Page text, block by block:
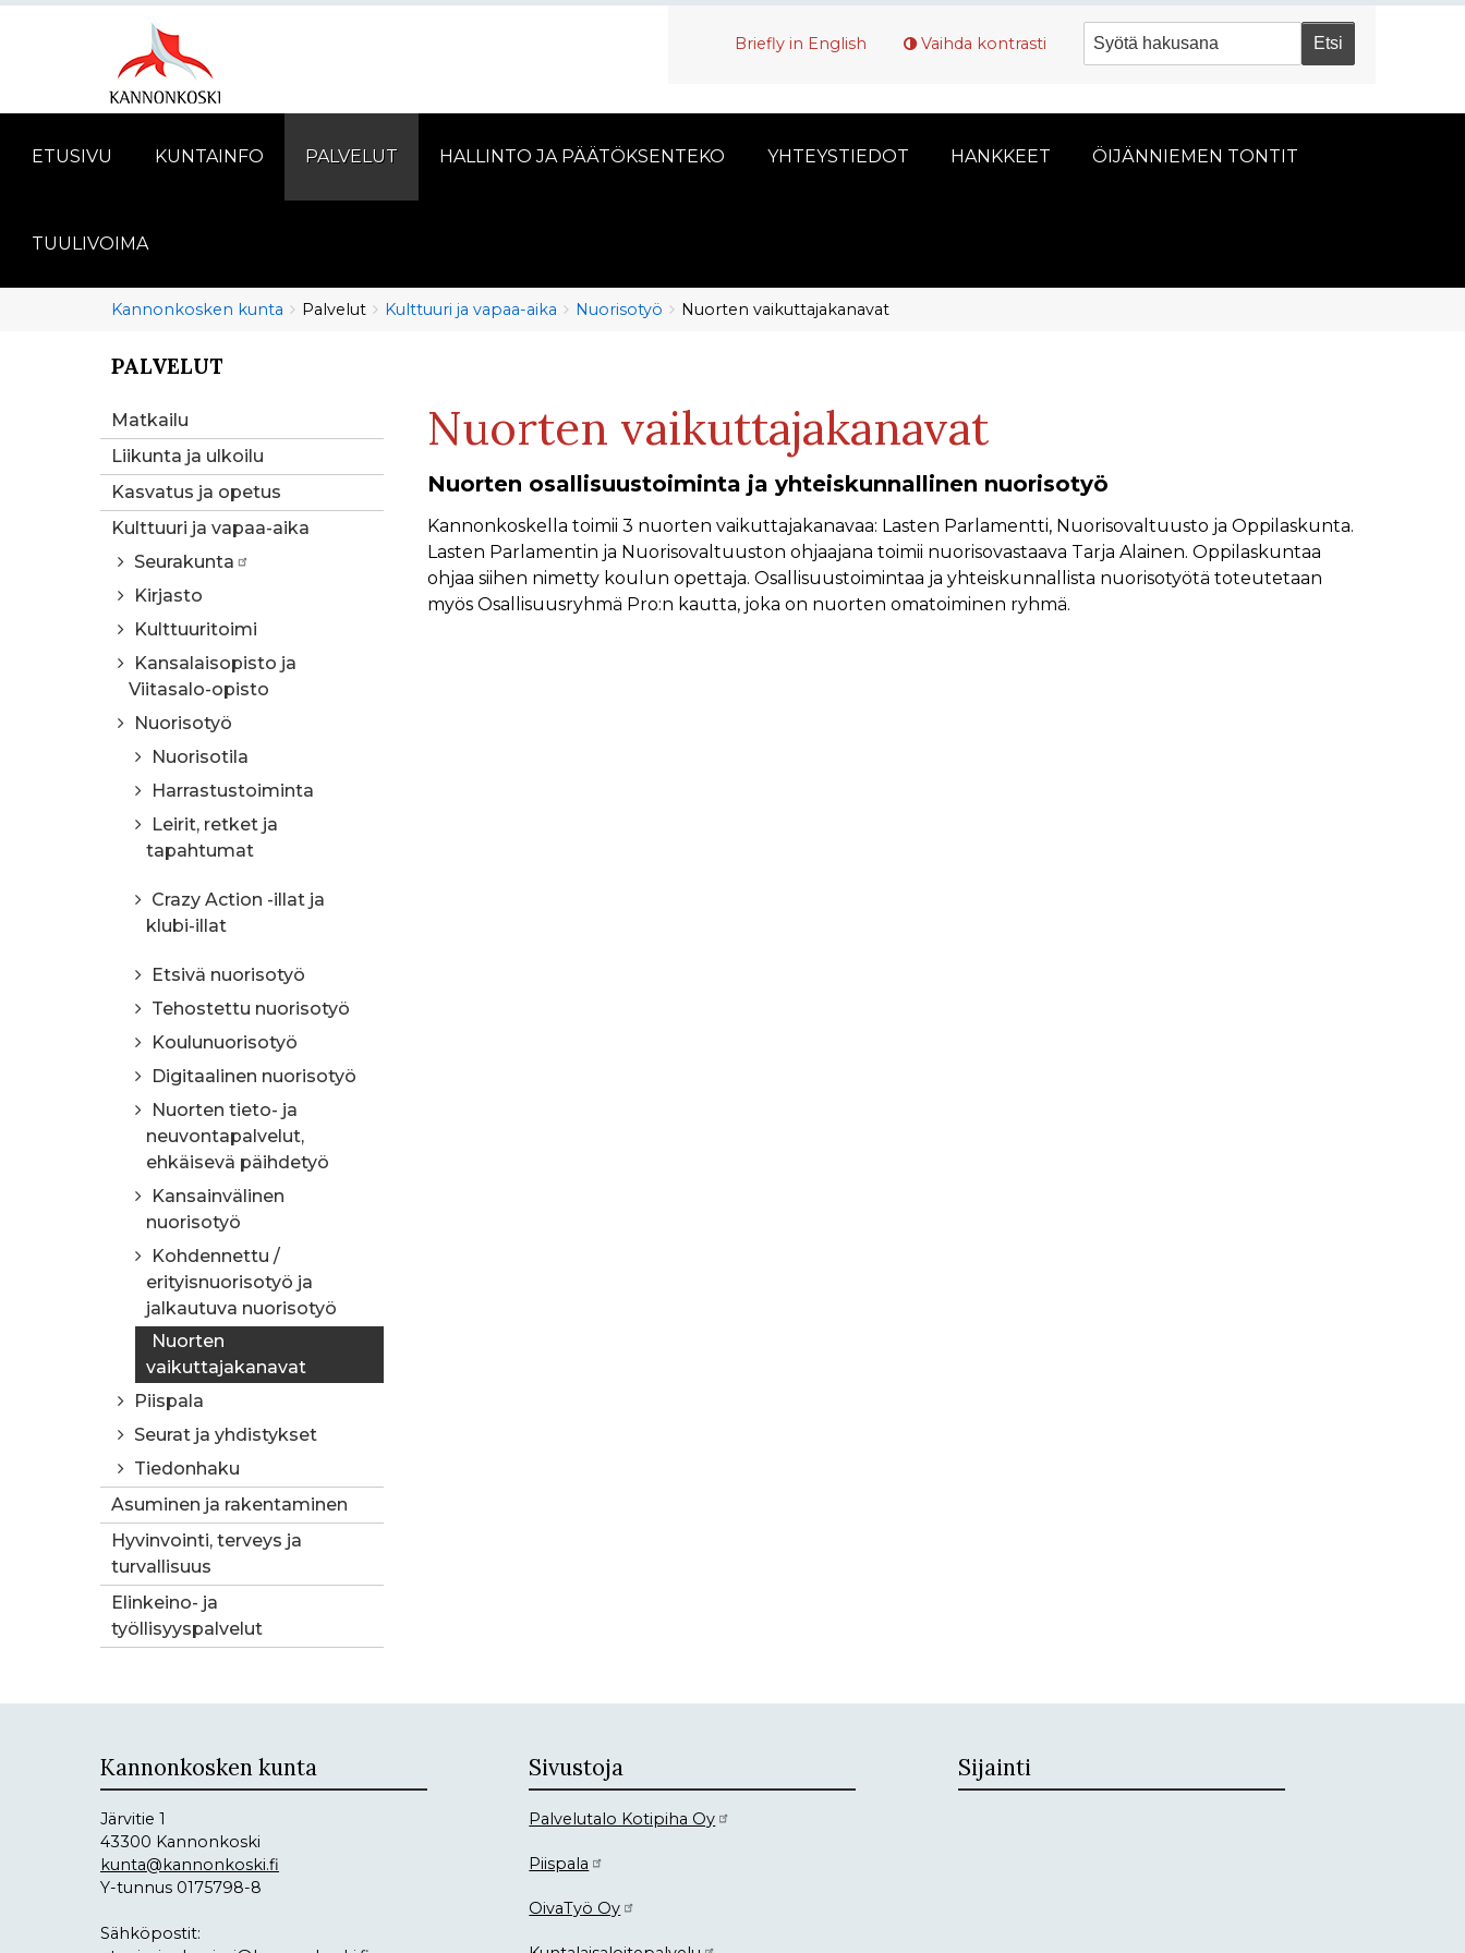
Briefly in English Vaihda kontrasti
ETUSIVU KUNTAINFO PALVELUT HALLINTO JA PÄÄTÖKSENTEKO YHTEYSTIEDOT HANKKEET ÖIJÄNNIEMEN TONTIT
TUULIVOIMA
Murupolku
You
here:
Kannonkosken kunta Palvelut Kulttuuri ja vapaa-aika Nuorisotyö Nuorten vaikuttajakanavat
You
here:
PALVELUT
Matkailu
Liikunta ja ulkoilu
Kasvatus ja opetus
Kulttuuri ja vapaa-aika
Seurakunta
Kirjasto
Kulttuuritoimi
Kansalaisopisto ja
Viitasalo-opisto
Nuorisotyö
Nuorisotila
Harrastustoiminta
Leirit, retket ja
tapahtumat
Crazy Action -illat ja
klubi-illat
Etsivä nuorisotyö
Tehostettu nuorisotyö
Koulunuorisotyö
Digitaalinen nuorisotyö
Nuorten tieto- ja
neuvontapalvelut,
ehkäisevä päihdetyö
Kansainvälinen
nuorisotyö
Kohdennettu /
erityisnuorisotyö ja
jalkautuva nuorisotyö
Nuorten
vaikuttajakanavat
Piispala
Seurat ja yhdistykset
Tiedonhaku
Asuminen ja rakentaminen
Hyvinvointi, terveys ja
turvallisuus
Elinkeino- ja
työllisyyspalvelut
Nuorten vaikuttajakanavat
Nuorten osallisuustoiminta ja yhteiskunnallinen nuorisotyö
Kannonkoskella toimii 3 nuorten vaikuttajakanavaa: Lasten Parlamentti, Nuorisovaltuusto ja Oppilaskunta.
Lasten Parlamentin ja Nuorisovaltuuston ohjaajana toimii nuorisovastaava Tarja Alainen. Oppilaskuntaa
ohjaa siihen nimetty koulun opettaja. Osallisuustoimintaa ja yhteiskunnallista nuorisotyötä toteutetaan
myös Osallisuusryhmä Pro:n kautta, joka on nuorten omatoiminen ryhmä.
Kannonkosken kunta
Järvitie 1
43300 Kannonkoski
kunta@kannonkoski.fi
Y-tunnus 0175798-8
Sähköpostit:
Sivustoja
Palvelutalo Kotipiha Oy
Piispala
OivaTyö Oy
Sijainti